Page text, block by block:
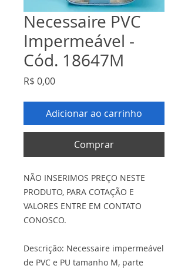
Necessaire PVC
Impermeável -
Cód. 18647M
R$ 0,00Preço
Adicionar ao carrinho
Comprar
NÃO INSERIMOS PREÇO NESTE
PRODUTO, PARA COTAÇÃO E
VALORES ENTRE EM CONTATO
CONOSCO.
Descrição: Necessaire impermeável
de PVC e PU tamanho M, parte